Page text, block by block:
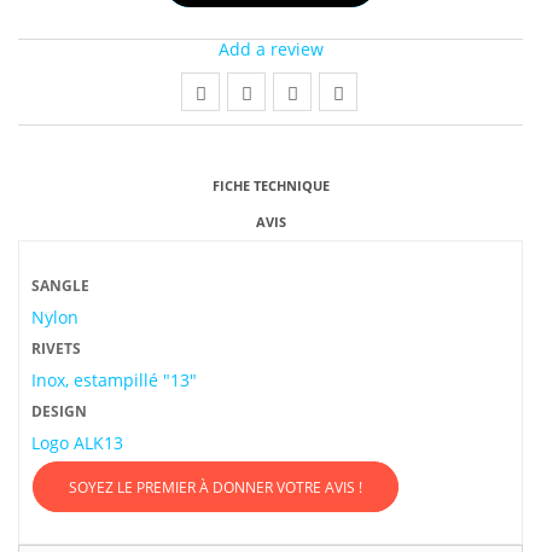
Add a review
FICHE TECHNIQUE
AVIS
SANGLE
Nylon
RIVETS
Inox, estampillé "13"
DESIGN
Logo ALK13
SOYEZ LE PREMIER À DONNER VOTRE AVIS !